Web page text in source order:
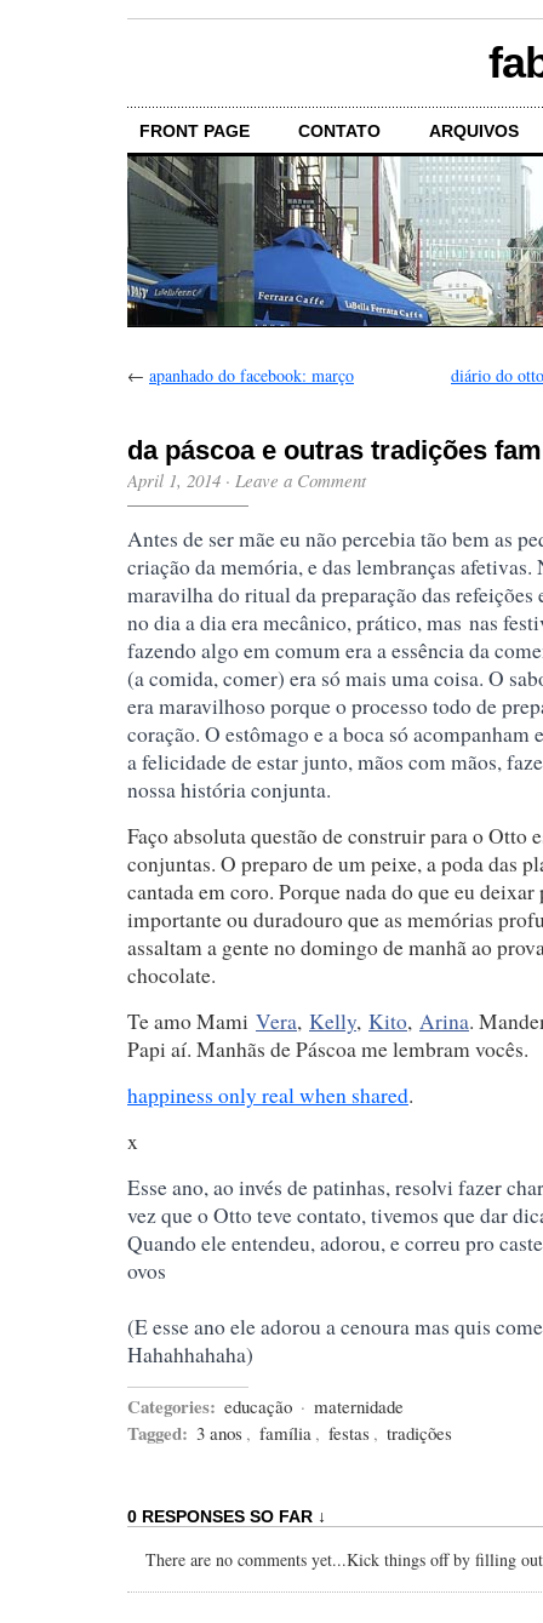
FRONT PAGE CONTATO ARQUIVOS
← apanhado do facebook: março diário do
da páscoa e outras tradições
April 1, 2014 · Leave a Comment
Antes de ser mãe eu não percebia tão bem as
criação da memória, e das lembranças afetivas.
maravilha do ritual da preparação das
no dia a dia era mecânico, prático, mas nas
fazendo algo em comum era a essência da
(a comida, comer) era só mais uma coisa. O
era maravilhoso porque o processo todo de
coração. O estômago e a boca só acompanham
a felicidade de estar junto, mãos com mãos,
nossa história conjunta.
Faço absoluta questão de construir para o Otto
conjuntas. O preparo de um peixe, a poda das
cantada em coro. Porque nada do que eu
importante ou duradouro que as memórias
assaltam a gente no domingo de manhã ao
chocolate.
Te amo Mami Vera, Kelly, Kito, Arina.
Papi aí. Manhãs de Páscoa me lembram vocês.
happiness only real when shared.
x
Esse ano, ao invés de patinhas, resolvi fazer
vez que o Otto teve contato, tivemos que dar
Quando ele entendeu, adorou, e correu pro
ovos
(E esse ano ele adorou a cenoura mas quis
Hahahhahaha)
Categories: educação · maternidade
Tagged: 3 anos , família , festas , tradições
0 RESPONSES SO FAR ↓
There are no comments yet...Kick things off by filling